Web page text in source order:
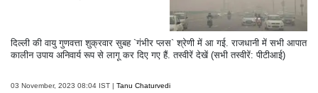
दिल्ली की वायु गुणवत्ता शुक्रवार सुबह `गंभीर प्लस` श्रेणी में आ गई. राजधानी में सभी आपात
कालीन उपाय अनिवार्य रूप से लागू कर दिए गए हैं. तस्वीरें देखें (सभी तस्वीरें: पीटीआई)
03 November, 2023 08:04 IST | Tanu Chaturvedi